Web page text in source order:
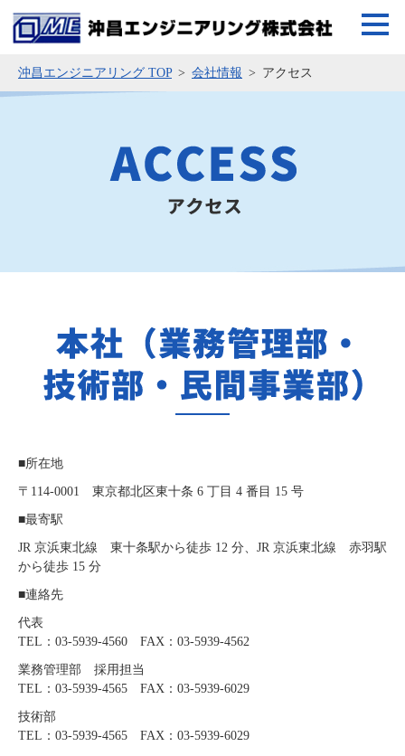
沖昌エンジニアリング TOP 会社情報 アクセス
■所在地
〒114-0001 東京都北区東十条 6 丁目 4 番目 15 号
■最寄駅
JR 京浜東北線 東十条駅から徒歩 12 分、JR 京浜東北線 赤羽駅
から徒歩 15 分
■連絡先
代表
TEL：03-5939-4560 FAX：03-5939-4562
業務管理部 採用担当
TEL：03-5939-4565 FAX：03-5939-6029
技術部
TEL：03-5939-4565 FAX：03-5939-6029